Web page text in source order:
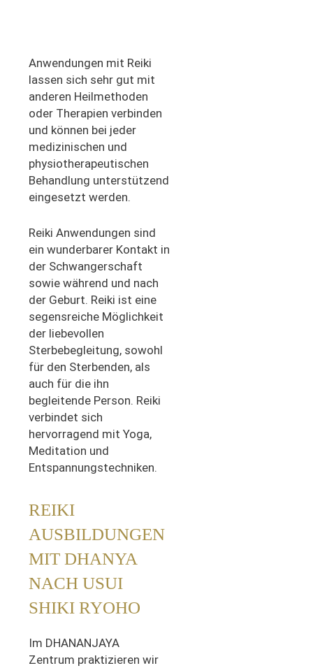
Anwendungen mit Reiki
lassen sich sehr gut mit
anderen Heilmethoden
oder Therapien verbinden
und können bei jeder
medizinischen und
physiotherapeutischen
Behandlung unterstützend
eingesetzt werden.
Reiki Anwendungen sind
ein wunderbarer Kontakt in
der Schwangerschaft
sowie während und nach
der Geburt. Reiki ist eine
segensreiche Möglichkeit
der liebevollen
Sterbebegleitung, sowohl
für den Sterbenden, als
auch für die ihn
begleitende Person. Reiki
verbindet sich
hervorragend mit Yoga,
Meditation und
Entspannungstechniken.
REIKI
AUSBILDUNGEN
MIT DHANYA
NACH USUI
SHIKI RYOHO
Im DHANANJAYA
Zentrum praktizieren wir